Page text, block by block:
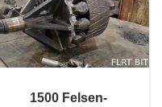
1500 Felsen-